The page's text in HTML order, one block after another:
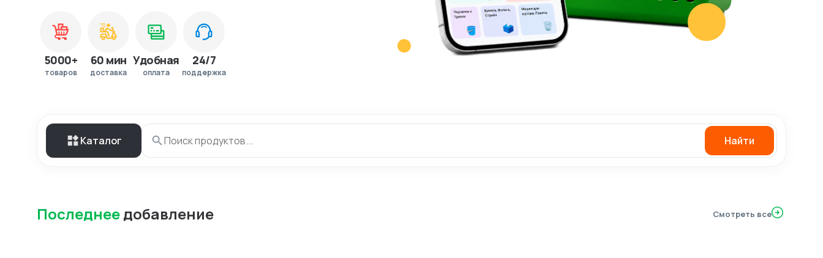
5000+
товаров
60 мин
доставка
Удобная
оплата
24/7
поддержка
Каталог Найти
Последнеедобавление Смотреть все